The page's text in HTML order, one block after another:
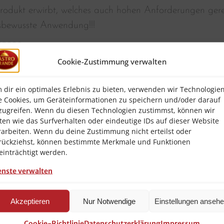
Cookie-Zustimmung verwalten
dir ein optimales Erlebnis zu bieten, verwenden wir Technologien
Cookies, um Geräteinformationen zu speichern und/oder darauf
Wenn du diesen Technologien zustimmst, können wir
wie das Surfverhalten oder eindeutige IDs auf dieser Website
Wenn du deine Zustimmung nicht erteilst oder
können bestimmte Merkmale und Funktionen
werden.
verwalten
Akzeptieren Nur Notwendige Einstellungen
erwirbt, welches auch hohen Anforderungen
Anwendung!!!
empfehlenswert bis 55 °C